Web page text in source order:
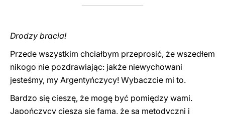
Drodzy bracia!
Przede wszystkim chciałbym przeprosić, że wszedłem
nikogo nie pozdrawiając: jakże niewychowani
jesteśmy, my Argentyńczycy! Wybaczcie mi to.
Bardzo się cieszę, że mogę być pomiędzy wami.
Japończycy cieszą się famą, że są metodyczni i